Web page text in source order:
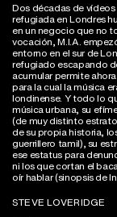
STEVE LOVERIDGE
Dos décadas de
refugiada en Londres
en un negocio que no
vocación, M.I.A.
entorno en el sur de
refugiado escapando
acumular permite
para la cual la música
londinense. Y todo lo
música urbana, su
(de muy distinto
de su propia historia,
guerrillero tamil), su
ese estatus para
ni los que cortan el
oír hablar (sinopsis de